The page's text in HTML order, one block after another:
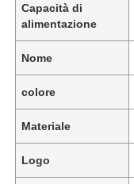
Capacità di
alimentazione
Nome
colore
Materiale
Logo